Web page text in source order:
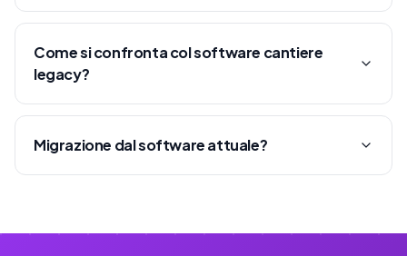
Come si confronta col software cantiere
legacy?
Migrazione dal software attuale?